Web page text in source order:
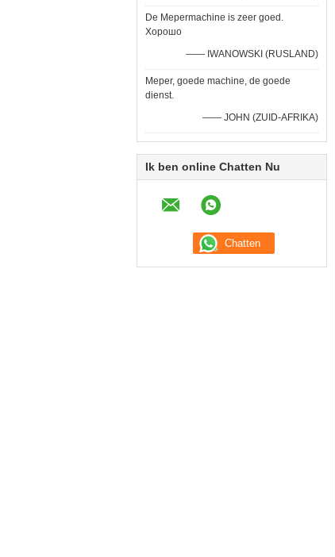
De Mepermachine is zeer goed.
Хорошо
—— IWANOWSKI (RUSLAND)
Meper, goede machine, de goede
dienst.
—— JOHN (ZUID-AFRIKA)
Ik ben online Chatten Nu